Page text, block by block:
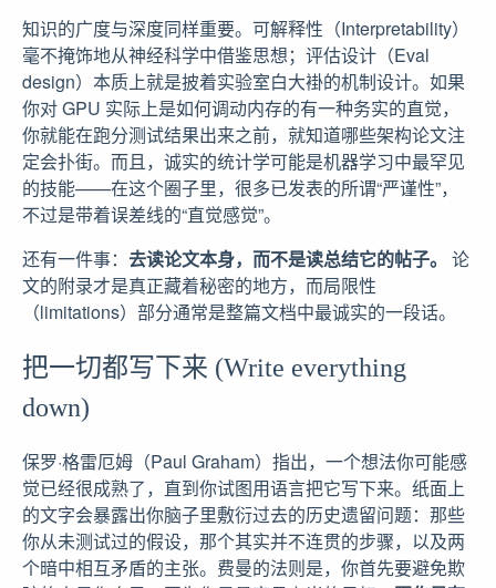
知识的广度与深度同样重要。可解释性（Interpretability）
毫不掩饰地从神经科学中借鉴思想；评估设计（Eval
design）本质上就是披着实验室白大褂的机制设计。如果
你对 GPU 实际上是如何调动内存的有一种务实的直觉，
你就能在跑分测试结果出来之前，就知道哪些架构论文注
定会扑街。而且，诚实的统计学可能是机器学习中最罕见
的技能——在这个圈子里，很多已发表的所谓“严谨性”，
不过是带着误差线的“直觉感觉”。
还有一件事： 去读论文本身，而不是读总结它的帖子。 论
文的附录才是真正藏着秘密的地方，而局限性
（limitations）部分通常是整篇文档中最诚实的一段话。
把一切都写下来 (Write everything
down)
保罗·格雷厄姆（Paul Graham）指出，一个想法你可能感
觉已经很成熟了，直到你试图用语言把它写下来。纸面上
的文字会暴露出你脑子里敷衍过去的历史遗留问题：那些
你从未测试过的假设，那个其实并不连贯的步骤，以及两
个暗中相互矛盾的主张。费曼的法则是，你首先要避免欺